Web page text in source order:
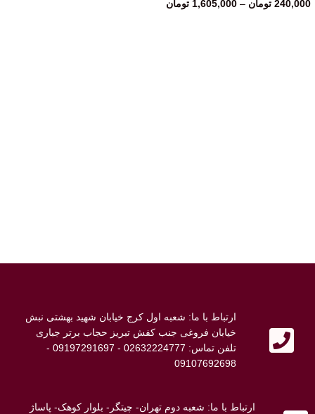
240,000 تومان –
1,605,000 تومان
ارتباط با ما: شعبه اول کرج خیابان شهید بهشتی نبش
خیابان فروغی جنب کفش تبریز حجاب برتر جباری
تلفن تماس: 02632224777 - 09197291697 -
09107692698
ارتباط با ما: شعبه دوم تهران- چیتگر- بلوار کوهک- پاساژ